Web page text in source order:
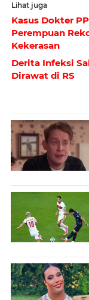
Lihat juga
Kasus Dokter
Perempuan
Kekerasan
Derita Infeksi
Dirawat di RS